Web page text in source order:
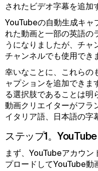
されたビデオ字幕を追加
YouTubeの自動生成キャ
れた動画と一部の英語の
うになりましたが、チャ
チャンネルでも使用でき
幸いなことに、これらの
ャプションを追加できま
る選択肢であることは明
動画クリエイターがフラ
イタリア語、日本語の字
ステップ1。
まず、YouTubeアカウン
プロードしてYouTube動